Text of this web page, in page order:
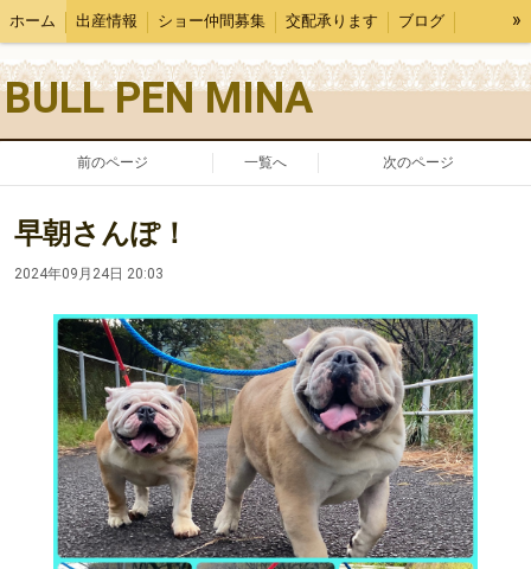
ホーム 出産情報 ショー仲間募集 交配承ります ブログ
犬舎紹介
»
BULL PEN MINA
前のページ 一覧へ 次のページ
早朝さんぽ！
2024年09月24日 20:03